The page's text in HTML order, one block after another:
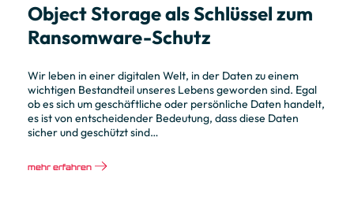
Object Storage als Schlüssel zum
Ransomware-Schutz
Wir leben in einer digitalen Welt, in der Daten zu einem
wichtigen Bestandteil unseres Lebens geworden sind. Egal
ob es sich um geschäftliche oder persönliche Daten handelt,
es ist von entscheidender Bedeutung, dass diese Daten
sicher und geschützt sind…
mehr erfahren